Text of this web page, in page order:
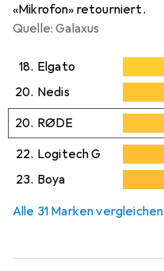
«Mikrofon» retourniert.
Quelle: Galaxus
18. Elgato
20. Nedis
20. RØDE
22. Logitech G
23. Boya
Alle 31 Marken vergleichen